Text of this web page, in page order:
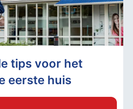
tips voor het
eerste huis